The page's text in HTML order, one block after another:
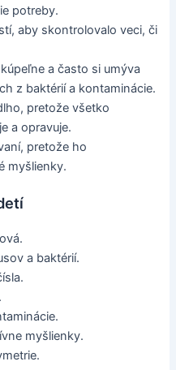
potreby.
aby skontrolovalo veci, či
a často si umýva
z baktérií a kontaminácie.
pretože všetko
a opravuje.
pretože ho
myšlienky.
a baktérií.
myšlienky.